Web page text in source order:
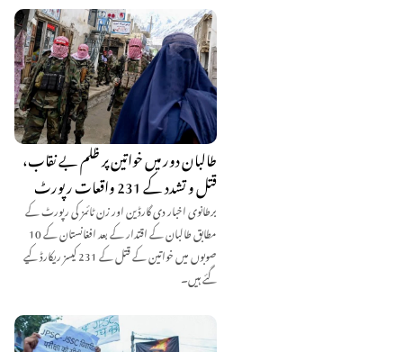
طالبان دور میں خواتین پر ظلم بے نقاب،
قتل و تشدد کے 231 واقعات رپورٹ
برطانوی اخبار دی گارڈین اور زن ٹائمز کی رپورٹ کے
مطابق طالبان کے اقتدار کے بعد افغانستان کے 10
صوبوں میں خواتین کے قتل کے 231 کیسز ریکارڈ کیے
گئے ہیں۔